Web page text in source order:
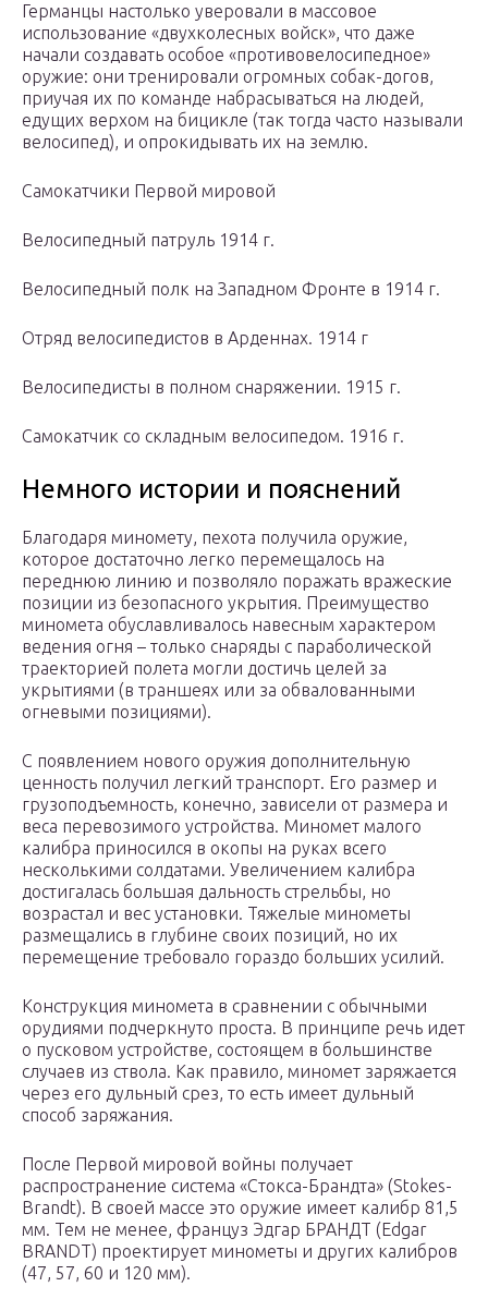
Германцы настолько уверовали в массовое
использование «двухколесных войск», что даже
начали создавать особое «противовелосипедное»
оружие: они тренировали огромных собак-догов,
приучая их по команде набрасываться на людей,
едущих верхом на бицикле (так тогда часто называли
велосипед), и опрокидывать их на землю.
Самокатчики Первой мировой
Велосипедный патруль 1914 г.
Велосипедный полк на Западном Фронте в 1914 г.
Отряд велосипедистов в Арденнах. 1914 г
Велосипедисты в полном снаряжении. 1915 г.
Самокатчик со складным велосипедом. 1916 г.
Немного истории и пояснений
Благодаря миномету, пехота получила оружие,
которое достаточно легко перемещалось на
переднюю линию и позволяло поражать вражеские
позиции из безопасного укрытия. Преимущество
миномета обуславливалось навесным характером
ведения огня – только снаряды с параболической
траекторией полета могли достичь целей за
укрытиями (в траншеях или за обвалованными
огневыми позициями).
С появлением нового оружия дополнительную
ценность получил легкий транспорт. Его размер и
грузоподъемность, конечно, зависели от размера и
веса перевозимого устройства. Миномет малого
калибра приносился в окопы на руках всего
несколькими солдатами. Увеличением калибра
достигалась большая дальность стрельбы, но
возрастал и вес установки. Тяжелые минометы
размещались в глубине своих позиций, но их
перемещение требовало гораздо больших усилий.
Конструкция миномета в сравнении с обычными
орудиями подчеркнуто проста. В принципе речь идет
о пусковом устройстве, состоящем в большинстве
случаев из ствола. Как правило, миномет заряжается
через его дульный срез, то есть имеет дульный
способ заряжания.
После Первой мировой войны получает
распространение система «Стокса-Брандта» (Stokes-
Brandt). В своей массе это оружие имеет калибр 81,5
мм. Тем не менее, француз Эдгар БРАНДТ (Edgar
BRANDT) проектирует минометы и других калибров
(47, 57, 60 и 120 мм).